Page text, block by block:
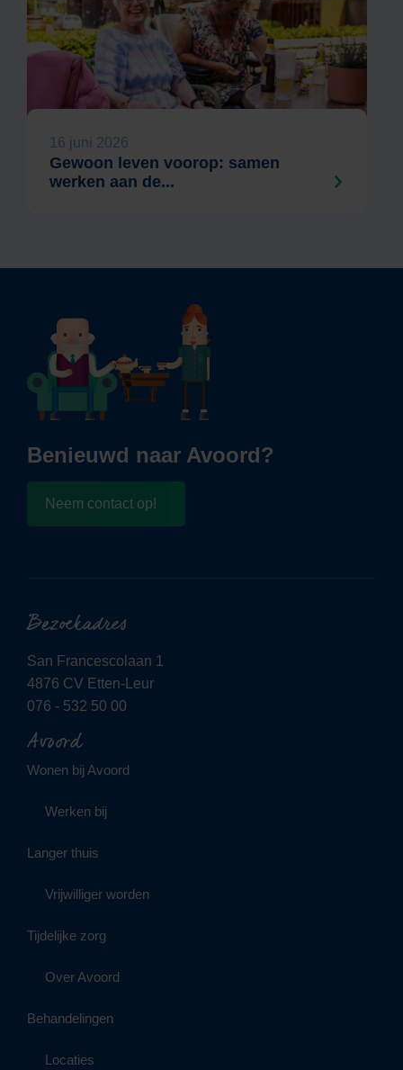
16 juni 2026
Gewoon leven voorop: samen
werken aan de...
Benieuwd naar Avoord?
Neem contact op!
Bezoekadres
San Francescolaan 1
4876 CV Etten-Leur
076 - 532 50 00
Avoord
Wonen bij Avoord
Werken bij
Langer thuis
Vrijwilliger worden
Tijdelijke zorg
Over Avoord
Behandelingen
Locaties